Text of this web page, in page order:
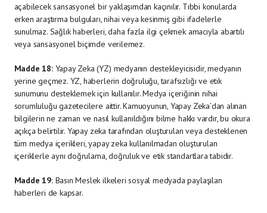
açabilecek sansasyonel bir yaklaşımdan kaçınılır. Tıbbi konularda
erken araştırma bulguları, nihai veya kesinmiş gibi ifadelerle
sunulmaz. Sağlık haberleri, daha fazla ilgi çekmek amacıyla abartılı
veya sansasyonel biçimde verilemez.
Madde 18: Yapay Zeka (YZ) medyanın destekleyicisidir, medyanın
yerine geçmez. YZ, haberlerin doğruluğu, tarafsızlığı ve etik
sunumunu desteklemek için kullanılır. Medya içeriğinin nihai
sorumluluğu gazetecilere aittir. Kamuoyunun, Yapay Zeka’dan alınan
bilgilerin ne zaman ve nasıl kullanıldığını bilme hakkı vardır, bu okura
açıkça belirtilir. Yapay zeka tarafından oluşturulan veya desteklenen
tüm medya içerikleri, yapay zeka kullanılmadan oluşturulan
içeriklerle aynı doğrulama, doğruluk ve etik standartlara tabidir.
Madde 19:Basın Meslek ilkeleri sosyal medyada paylaşılan
haberleri de kapsar.